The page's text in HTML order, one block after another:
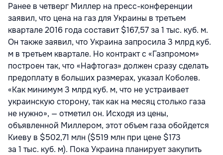
Ранее в четверг Миллер на пресс-конференции
заявил, что цена на газ для Украины в третьем
квартале 2016 года составит $167,57 за 1 тыс. куб. м.
Он также заявил, что Украина запросила 3 млрд куб.
м в третьем квартале. Но контракт с «Газпромом»
построен так, что «Нафтогаз» должен сразу сделать
предоплату в больших размерах, указал Коболев.
«Как минимум 3 млрд куб. м, что не устраивает
украинскую сторону, так как на месяц столько газа
не нужно», — отметил он. Исходя из цены,
объявленной Миллером, этот объем газа обойдется
Киеву в $502,71 млн ($519 млн при цене $173
за 1 тыс. куб. м). Пока Украина планирует закупить